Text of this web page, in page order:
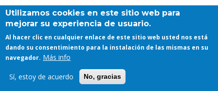
Utilizamos cookies en este sitio web para
mejorar su experiencia de usuario.
Al hacer clic en cualquier enlace de este sitio web usted nos está
dando su consentimiento para la instalación de las mismas en su
navegador. Más info
Sí, estoy de acuerdo No, gracias